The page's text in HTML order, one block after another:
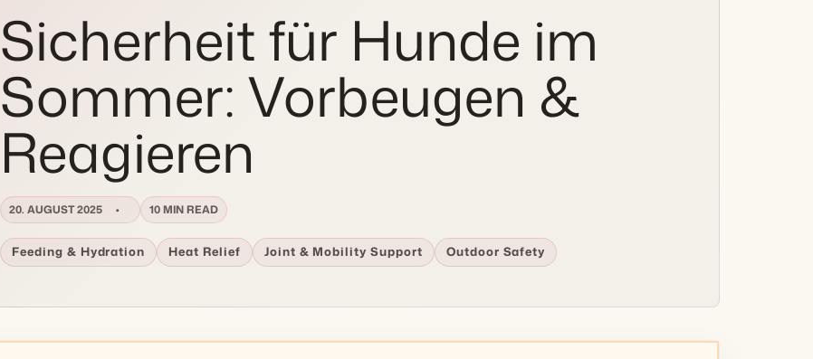
Sicherheit für Hunde im
Sommer: Vorbeugen &
Reagieren
20. AUGUST 2025 10 MIN READ
Feeding & Hydration Heat Relief Joint & Mobility Support Outdoor Safety